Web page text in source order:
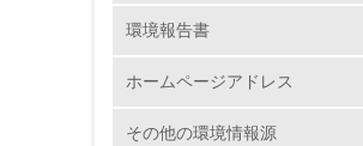
22. <L1> 周辺地
環境報告書
ホームページアドレス
その他の環境情報源